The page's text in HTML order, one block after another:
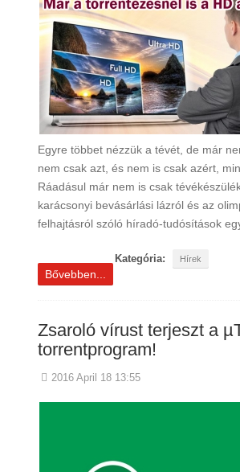
Egyre többet nézzük a tévét, de már
nem csak azt, és nem is csak azért,
Ráadásul már nem is csak
karácsonyi bevásárlási lázról és az
felhajtásról szóló híradó-tudósítások
Kategória: Hírek
Bővebben...
Zsaroló vírust terjeszt a
torrentprogram!
2016 April 18 13:55